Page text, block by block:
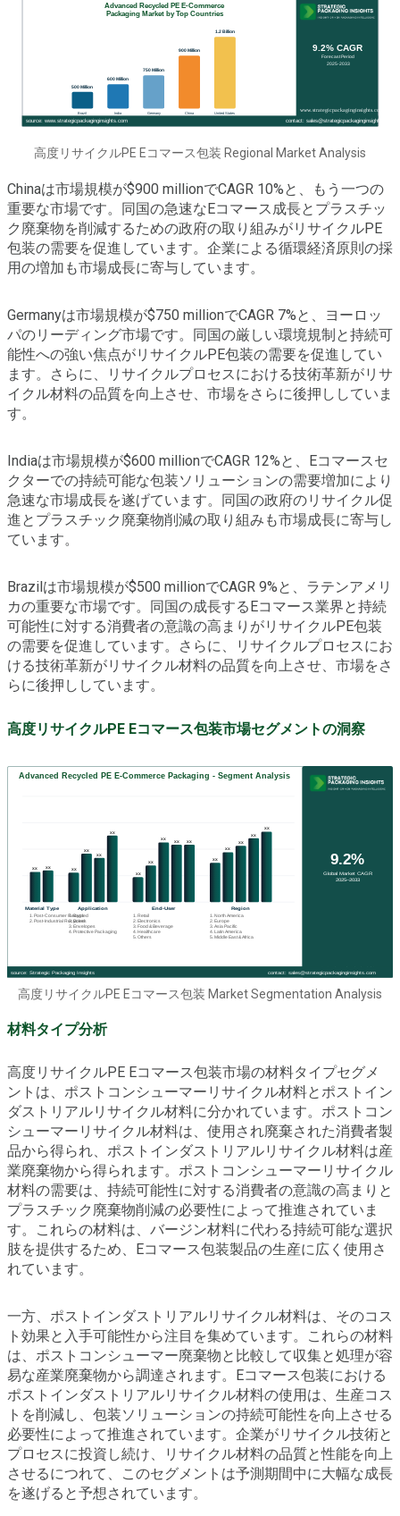
高度リサイクルPE Eコマース包装 Regional Market Analysis
Chinaは市場規模が$900 millionでCAGR 10%と、もう一つの
重要な市場です。同国の急速なEコマース成長とプラスチッ
ク廃棄物を削減するための政府の取り組みがリサイクルPE
包装の需要を促進しています。企業による循環経済原則の採
用の増加も市場成長に寄与しています。
Germanyは市場規模が$750 millionでCAGR 7%と、ヨーロッ
パのリーディング市場です。同国の厳しい環境規制と持続可
能性への強い焦点がリサイクルPE包装の需要を促進してい
ます。さらに、リサイクルプロセスにおける技術革新がリサ
イクル材料の品質を向上させ、市場をさらに後押ししていま
す。
Indiaは市場規模が$600 millionでCAGR 12%と、Eコマースセ
クターでの持続可能な包装ソリューションの需要増加により
急速な市場成長を遂げています。同国の政府のリサイクル促
進とプラスチック廃棄物削減の取り組みも市場成長に寄与し
ています。
Brazilは市場規模が$500 millionでCAGR 9%と、ラテンアメリ
カの重要な市場です。同国の成長するEコマース業界と持続
可能性に対する消費者の意識の高まりがリサイクルPE包装
の需要を促進しています。さらに、リサイクルプロセスにお
ける技術革新がリサイクル材料の品質を向上させ、市場をさ
らに後押ししています。
高度リサイクルPE Eコマース包装市場セグメントの洞察
高度リサイクルPE Eコマース包装 Market Segmentation Analysis
材料タイプ分析
高度リサイクルPE Eコマース包装市場の材料タイプセグメ
ントは、ポストコンシューマーリサイクル材料とポストイン
ダストリアルリサイクル材料に分かれています。ポストコン
シューマーリサイクル材料は、使用され廃棄された消費者製
品から得られ、ポストインダストリアルリサイクル材料は産
業廃棄物から得られます。ポストコンシューマーリサイクル
材料の需要は、持続可能性に対する消費者の意識の高まりと
プラスチック廃棄物削減の必要性によって推進されていま
す。これらの材料は、バージン材料に代わる持続可能な選択
肢を提供するため、Eコマース包装製品の生産に広く使用さ
れています。
一方、ポストインダストリアルリサイクル材料は、そのコス
ト効果と入手可能性から注目を集めています。これらの材料
は、ポストコンシューマー廃棄物と比較して収集と処理が容
易な産業廃棄物から調達されます。Eコマース包装における
ポストインダストリアルリサイクル材料の使用は、生産コス
トを削減し、包装ソリューションの持続可能性を向上させる
必要性によって推進されています。企業がリサイクル技術と
プロセスに投資し続け、リサイクル材料の品質と性能を向上
させるにつれて、このセグメントは予測期間中に大幅な成長
を遂げると予想されています。